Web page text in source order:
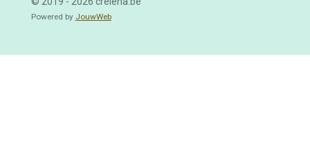
Powered by JouwWeb